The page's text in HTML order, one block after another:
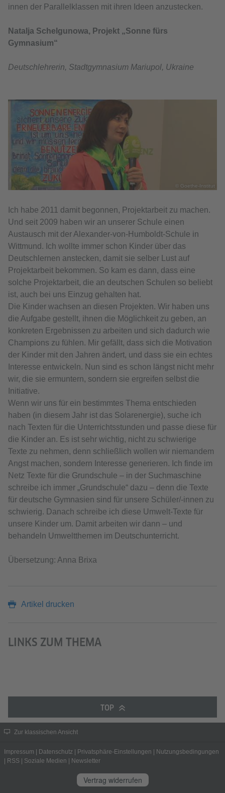
innen der Parallelklassen mit ihren Ideen anzustecken.
Natalja Schelgunowa, Projekt „Sonne fürs
Gymnasium“
Deutschlehrerin, Stadtgymnasium Mariupol, Ukraine
© Goethe-Institut
Ich habe 2011 damit begonnen, Projektarbeit zu machen.
Und seit 2009 haben wir an unserer Schule einen
Austausch mit der Alexander-von-Humboldt-Schule in
Wittmund. Ich wollte immer schon Kinder über das
Deutschlernen anstecken, damit sie selber Lust auf
Projektarbeit bekommen. So kam es dann, dass eine
solche Projektarbeit, die an deutschen Schulen so beliebt
ist, auch bei uns Einzug gehalten hat.
Die Kinder wachsen an diesen Projekten. Wir haben uns
die Aufgabe gestellt, ihnen die Möglichkeit zu geben, an
konkreten Ergebnissen zu arbeiten und sich dadurch wie
Champions zu fühlen. Mir gefällt, dass sich die Motivation
der Kinder mit den Jahren ändert, und dass sie ein echtes
Interesse entwickeln. Nun sind es schon längst nicht mehr
wir, die sie ermuntern, sondern sie ergreifen selbst die
Initiative.
Wenn wir uns für ein bestimmtes Thema entschieden
haben (in diesem Jahr ist das Solarenergie), suche ich
nach Texten für die Unterrichtsstunden und passe diese für
die Kinder an. Es ist sehr wichtig, nicht zu schwierige
Texte zu nehmen, denn schließlich wollen wir niemandem
Angst machen, sondern Interesse generieren. Ich finde im
Netz Texte für die Grundschule – in der Suchmaschine
schreibe ich immer „Grundschule“ dazu – denn die Texte
für deutsche Gymnasien sind für unsere Schüler/-innen zu
schwierig. Danach schreibe ich diese Umwelt-Texte für
unsere Kinder um. Damit arbeiten wir dann – und
behandeln Umweltthemen im Deutschunterricht.
Übersetzung: Anna Brixa
Artikel drucken
LINKS ZUM THEMA
TOP
Zur klassischen Ansicht
Impressum Datenschutz Privatsphäre-Einstellungen
Nutzungsbedingungen
RSS Soziale Medien Newsletter
Vertrag widerrufen